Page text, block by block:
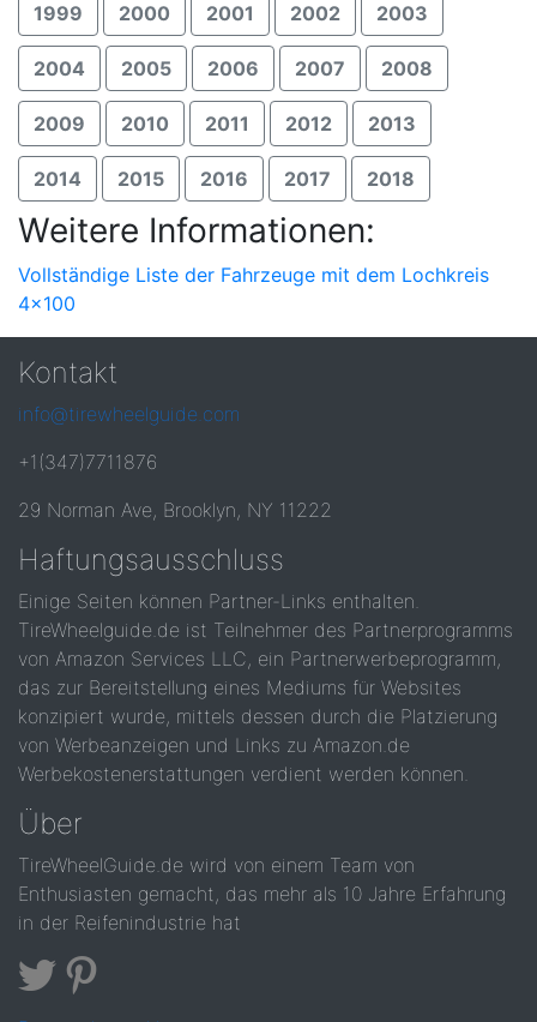
1999 2000 2001 2002 2003
2004 2005 2006 2007 2008
2009 2010 2011 2012 2013
2014 2015 2016 2017 2018
Weitere Informationen:
Vollständige Liste der Fahrzeuge mit dem Lochkreis
4x100
Kontakt
info@tirewheelguide.com
+1(347)7711876
29 Norman Ave, Brooklyn, NY 11222
Haftungsausschluss
Einige Seiten können Partner-Links enthalten.
TireWheelguide.de ist Teilnehmer des Partnerprogramms
von Amazon Services LLC, ein Partnerwerbeprogramm,
das zur Bereitstellung eines Mediums für Websites
konzipiert wurde, mittels dessen durch die Platzierung
von Werbeanzeigen und Links zu Amazon.de
Werbekostenerstattungen verdient werden können.
Über
TireWheelGuide.de wird von einem Team von
Enthusiasten gemacht, das mehr als 10 Jahre Erfahrung
in der Reifenindustrie hat